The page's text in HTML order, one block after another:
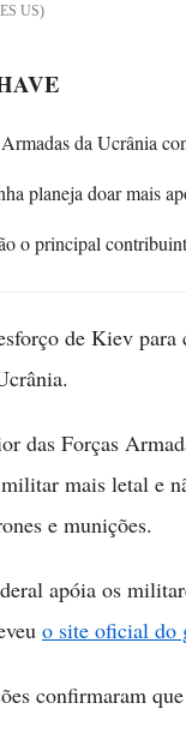
US
da Ucrânia
planeja doar mais
o principal
de Kiev para
das Forças
mais letal e
e munições.
apóia os
o site oficial do
confirmaram